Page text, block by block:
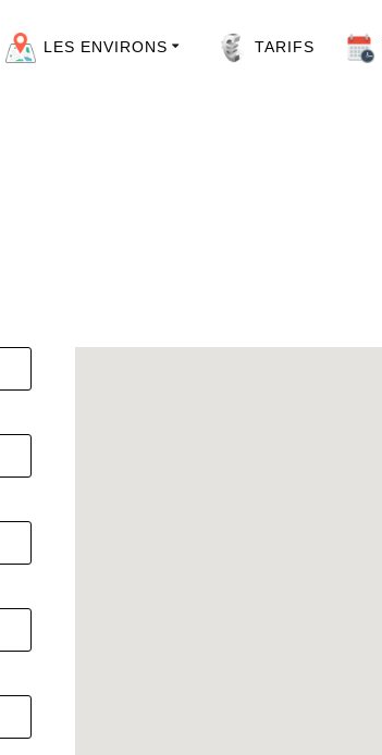
LES ENVIRONS TARIFS